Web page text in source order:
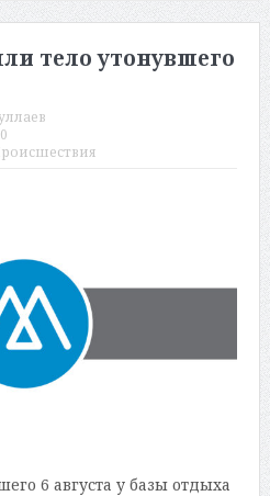
тело утонувшего
6 августа у базы отдыха